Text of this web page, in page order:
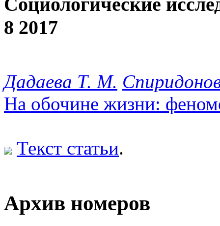
8 2017
Дадаева Т. М.
На обочине жизни:
Текст статьи.
Архив номеров